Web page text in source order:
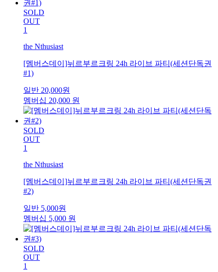
SOLD
OUT
1
the Nthusiast
[멤버스데이]뉘르부르크링 24h 라이브 파티(세션단독권
#1)
일반 20,000원
멤버십 20,000 원
SOLD
OUT
1
the Nthusiast
[멤버스데이]뉘르부르크링 24h 라이브 파티(세션단독권
#2)
일반 5,000원
멤버십 5,000 원
SOLD
OUT
1